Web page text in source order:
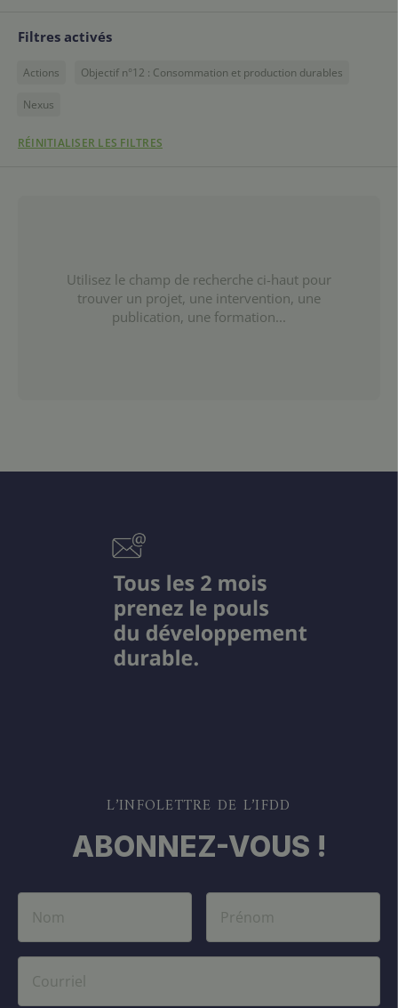
Filtres activés
Actions Objectif n°12 : Consommation et production durables
Nexus
RÉINITIALISER LES FILTRES
Utilisez le champ de recherche ci-haut pour
trouver un projet, une intervention, une
publication, une formation...
L’INFOLETTRE DE L’IFDD
ABONNEZ-VOUS !